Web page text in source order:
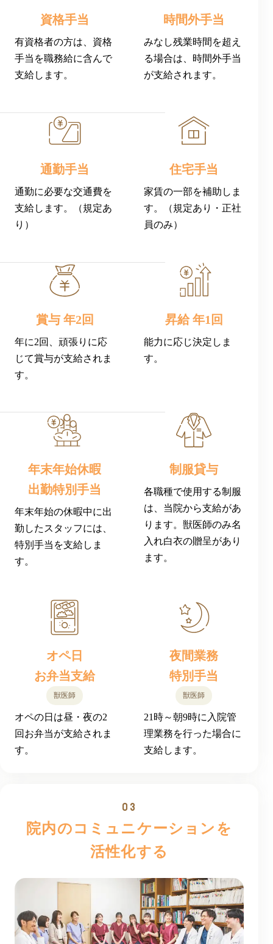
資格手当
有資格者の方は、資格
手当を職務給に含んで
支給します。
時間外手当
みなし残業時間を超え
る場合は、時間外手当
が支給されます。
通勤手当
通勤に必要な交通費を
支給します。（規定あ
り）
住宅手当
家賃の一部を補助しま
す。（規定あり・正社
員のみ）
賞与 年2回
年に2回、頑張りに応
じて賞与が支給されま
す。
昇給 年1回
能力に応じ決定しま
す。
年末年始休暇
出勤特別手当
年末年始の休暇中に出
勤したスタッフには、
特別手当を支給しま
す。
制服貸与
各職種で使用する制服
は、当院から支給があ
ります。獣医師のみ名
入れ白衣の贈呈があり
ます。
オペ日
お弁当支給
獣医師
オペの日は昼・夜の2
回お弁当が支給されま
す。
夜間業務
特別手当
獣医師
21時～朝9時に入院管
理業務を行った場合に
支給します。
院内のコミュニケーションを
活性化する